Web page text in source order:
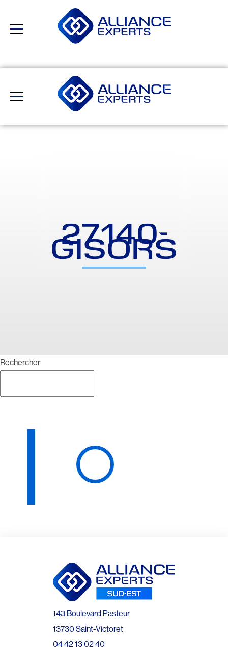
27140-
GISORS
Rechercher
143 Boulevard Pasteur
13730 Saint-Victoret
04 42 13 02 40